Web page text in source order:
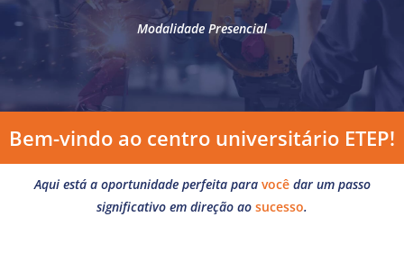
Modalidade Presencial
Bem-vindo ao centro universitário ETEP!
Aqui está a oportunidade perfeita para vocêdar um passo
significativo em direção ao sucesso.